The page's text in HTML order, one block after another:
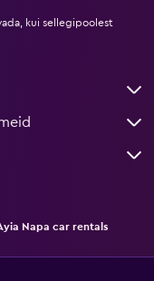
kui sellegipoolest
Napa car rentals